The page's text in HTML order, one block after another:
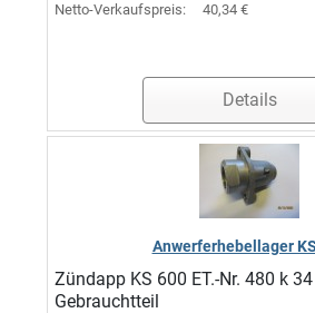
Netto-Verkaufspreis: 40,34 €
Details
Anwerferhebellager
Zündapp KS 600 ET.-Nr. 480 k
Gebrauchtteil